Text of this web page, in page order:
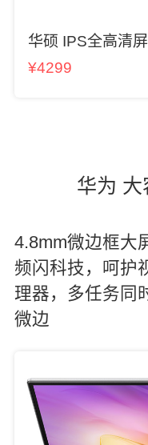
华硕 IPS全高清
¥4299
华为 大
4.8mm微边框大
频闪科技，呵护
理器，多任务同
微边